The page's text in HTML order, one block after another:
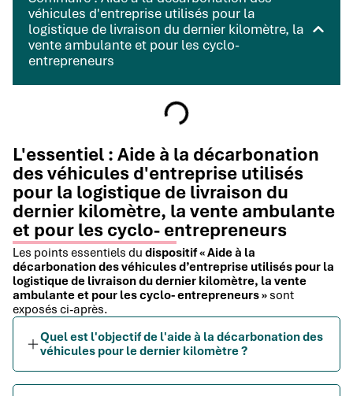
véhicules d'entreprise utilisés pour la
logistique de livraison du dernier kilomètre, la
vente ambulante et pour les cyclo-
entrepreneurs
L'essentiel : Aide à la décarbonation
des véhicules d'entreprise utilisés
pour la logistique de livraison du
dernier kilomètre, la vente ambulante
et pour les cyclo- entrepreneurs
Les points essentiels du dispositif « Aide à la
décarbonation des véhicules d’entreprise utilisés pour la
logistique de livraison du dernier kilomètre, la vente
ambulante et pour les cyclo- entrepreneurs » sont
exposés ci-après.
Quel est l'objectif de l'aide à la décarbonation des
véhicules pour le dernier kilomètre ?